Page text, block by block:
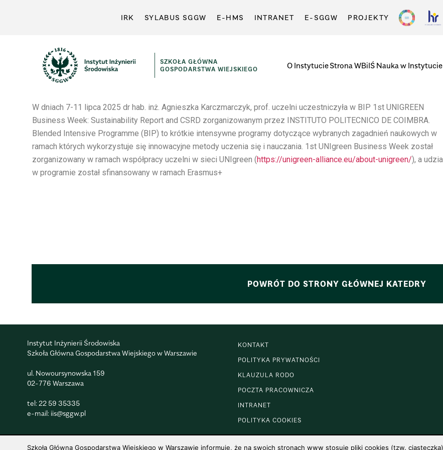
IRK SYLABUS SGGW E-HMS INTRANET E-SGGW PROJEKTY
SZKOŁA GŁÓWNA
GOSPODARSTWA WIEJSKIEGO
O InstytucieStrona WBiIŚ Nauka w Instytucie
W dniach 7-11 lipca 2025 dr hab. inż. Agnieszka Karczmarczyk, prof. uczelni uczestniczyła w BIP 1st UNIGREEN
Business Week: Sustainability Report and CSRD zorganizowanym przez INSTITUTO POLITECNICO DE COIMBRA.
Blended Intensive Programme (BIP) to krótkie intensywne programy dotyczące wybranych zagadnień naukowych w
ramach których wykorzystuje się innowacyjne metody uczenia się i nauczania. 1st UNIgreen Business Week został
zorganizowany w ramach współpracy uczelni w sieci UNIgreen (https://unigreen-alliance.eu/about-unigreen/), a
w programie został sfinansowany w ramach Erasmus+
POWRÓT DO STRONY GŁÓWNEJ KATEDRY
Instytut Inżynierii Środowiska
Szkoła Główna Gospodarstwa Wiejskiego w Warszawie
ul. Nowoursynowska 159
02-776 Warszawa
tel: 22 59 35335
e-mail: iis@sggw.pl
KONTAKT
POLITYKA PRYWATNOŚCI
KLAUZULA RODO
POCZTA PRACOWNICZA
INTRANET
POLITYKA COOKIES
Szkoła Główna Gospodarstwa Wiejskiego w Warszawie informuje, że na swoich stronach www stosuje pliki cookies (tzw.